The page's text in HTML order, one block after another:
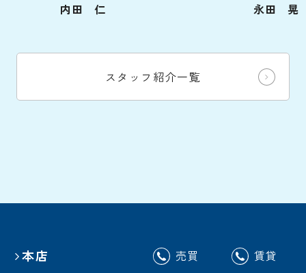
内田 仁 永田 晃
スタッフ紹介一覧
本店 売買 賃貸